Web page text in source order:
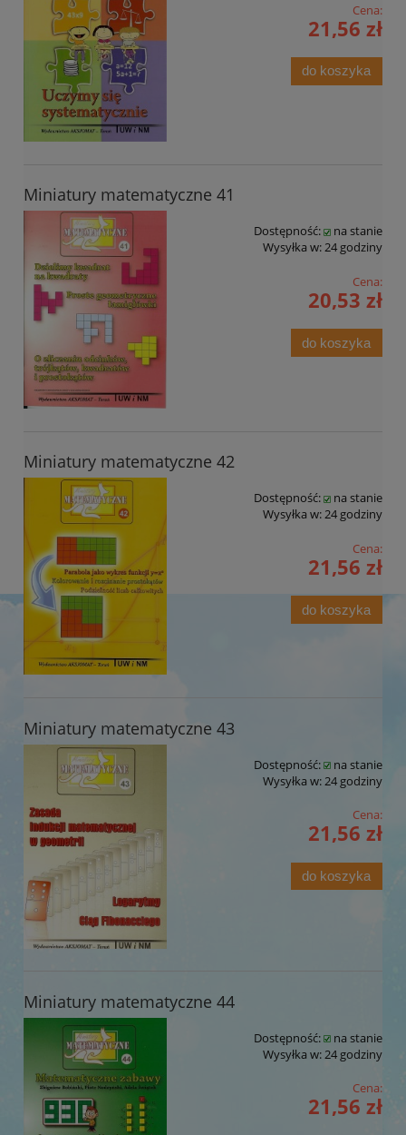
Cena:
21,56 zł
do koszyka
Miniatury matematyczne 41
Dostępność:
na stanie
Wysyłka w:24 godziny
Cena:
20,53 zł
do koszyka
Miniatury matematyczne 42
Dostępność:
na stanie
Wysyłka w:24 godziny
Cena:
21,56 zł
do koszyka
Miniatury matematyczne 43
Dostępność:
na stanie
Wysyłka w: 24 godziny
Cena:
21,56 zł
do koszyka
Miniatury matematyczne 44
Dostępność:
na stanie
Wysyłka w:24 godziny
Cena:
21,56 zł